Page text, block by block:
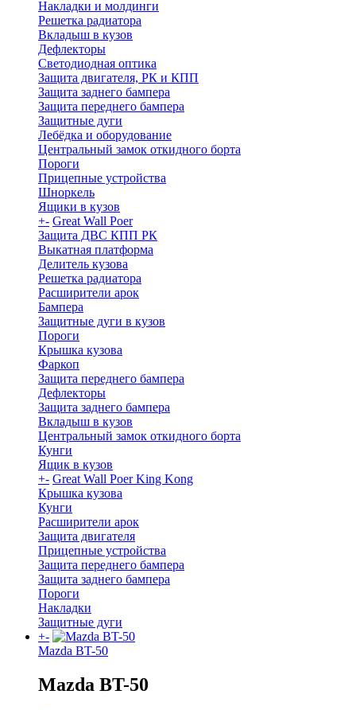
Накладки и молдинги
Решетка радиатора
Вкладыш в кузов
Дефлекторы
Светодиодная оптика
Защита двигателя, РК и КПП
Защита заднего бампера
Защита переднего бампера
Защитные дуги
Лебёдка и оборудование
Центральный замок откидного борта
Пороги
Прицепные устройства
Шноркель
Ящики в кузов
+- Great Wall Poer
Защита ДВС КПП РК
Выкатная платформа
Делитель кузова
Решетка радиатора
Расширители арок
Бампера
Защитные дуги в кузов
Пороги
Крышка кузова
Фаркоп
Защита переднего бампера
Дефлекторы
Защита заднего бампера
Вкладыш в кузов
Центральный замок откидного борта
Кунги
Ящик в кузов
+- Great Wall Poer King Kong
Крышка кузова
Кунги
Расширители арок
Защита двигателя
Прицепные устройства
Защита переднего бампера
Защита заднего бампера
Пороги
Накладки
Защитные дуги
+-
Mazda BT-50
Mazda BT-50